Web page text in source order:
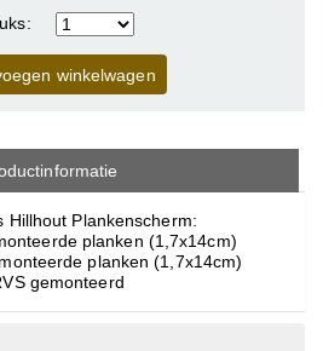
winkelwagen
Hillhout Plankenscherm:
planken (1,7x14cm)
planken (1,7x14cm)
gemonteerd